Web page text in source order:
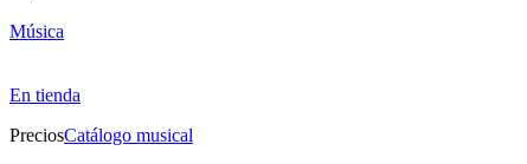
Música
En tienda
PreciosCatálogo musical